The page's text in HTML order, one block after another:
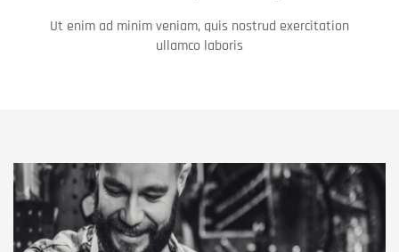
Ut enim ad minim veniam, quis nostrud exercitation
ullamco laboris